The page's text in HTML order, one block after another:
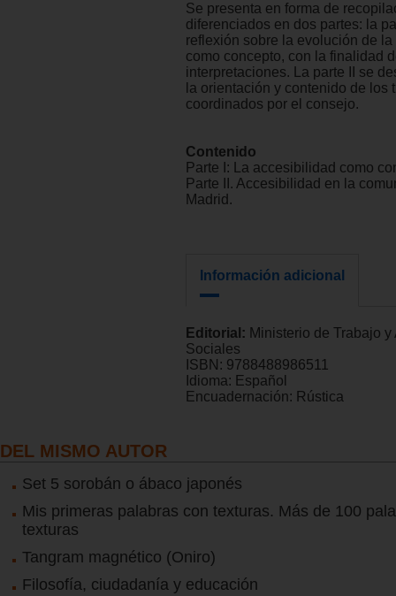
Se presenta en forma de
diferenciados en dos partes: la
reflexión sobre la evolución de
como concepto, con la finalidad
interpretaciones. La parte II se
la orientación y contenido de los
coordinados por el consejo.
Contenido
Parte I: La accesibilidad como
Parte II. Accesibilidad en la
Madrid.
Información adicional
Editorial: Ministerio de Trabajo y
Sociales
ISBN: 9788488986511
Idioma: Español
Encuadernación: Rústica
DEL MISMO AUTOR
Set 5 sorobán o ábaco japonés
Mis primeras palabras con texturas. Más de 100
texturas
Tangram magnético (Oniro)
Filosofía, ciudadanía y educación